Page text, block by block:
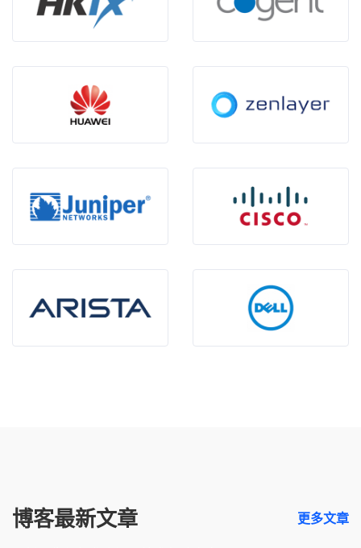
博客最新文章 更多文章